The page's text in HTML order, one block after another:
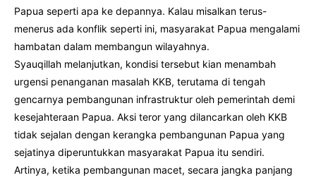
Papua seperti apa ke depannya. Kalau misalkan terus-
menerus ada konflik seperti ini, masyarakat Papua mengalami
hambatan dalam membangun wilayahnya.
Syauqillah melanjutkan, kondisi tersebut kian menambah
urgensi penanganan masalah KKB, terutama di tengah
gencarnya pembangunan infrastruktur oleh pemerintah demi
kesejahteraan Papua. Aksi teror yang dilancarkan oleh KKB
tidak sejalan dengan kerangka pembangunan Papua yang
sejatinya diperuntukkan masyarakat Papua itu sendiri.
Artinya, ketika pembangunan macet, secara jangka panjang